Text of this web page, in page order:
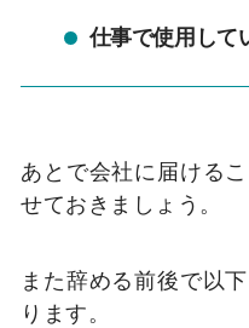
仕事で使用して
あとで会社に届ける
せておきましょう。
また辞める前後で以
ります。